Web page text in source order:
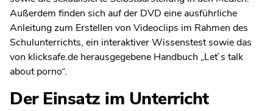
Außerdem finden sich auf der DVD eine ausführliche
Anleitung zum Erstellen von Videoclips im Rahmen des
Schulunterrichts, ein interaktiver Wissenstest sowie das
von klicksafe.de herausgegebene Handbuch „Let`s talk
about porno“.
Der Einsatz im Unterricht